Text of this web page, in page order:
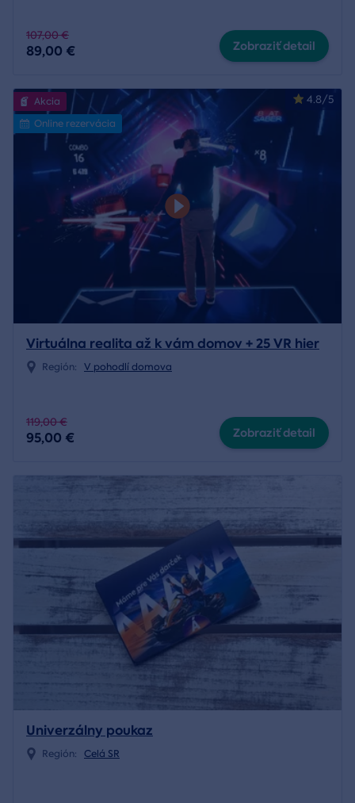
107,00 €
89,00 € Zobraziť detail
4.8/5
Akcia
Online rezervácia
Virtuálna realita až k vám domov + 25 VR hier
Región: V pohodlí domova
119,00 €
95,00 € Zobraziť detail
Univerzálny poukaz
Región: Celá SR